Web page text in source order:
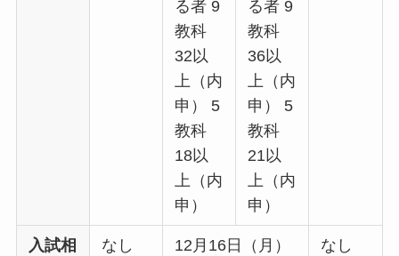
る者 9
教科
32以
上（内
申） 5
教科
18以
上（内
申）
る者 9
教科
36以
上（内
申） 5
教科
21以
上（内
申）
入試相
なし
12月16日（月）
なし